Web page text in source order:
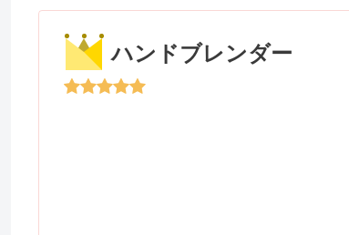
ハンドブレンダー